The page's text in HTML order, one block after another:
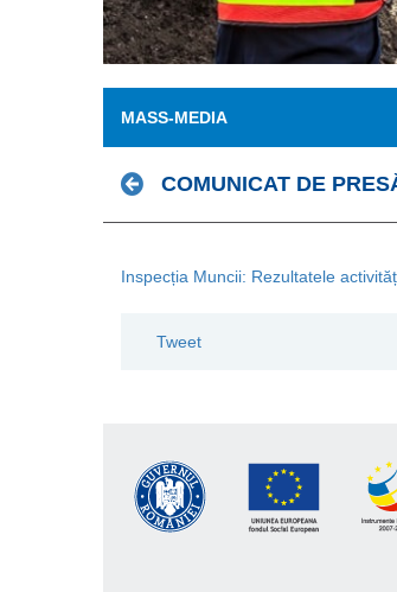
MASS-MEDIA
COMUNICAT DE
Inspecția Muncii: Rezultatele
Tweet